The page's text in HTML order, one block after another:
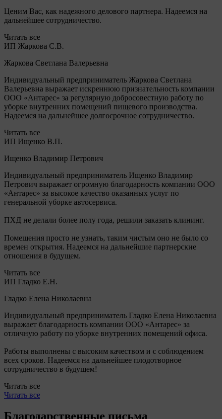
Ценим Вас, как надежного делового партнера. Надеемся на
дальнейшее сотрудничество.
Читать все
ИП Жаркова С.В.
Жаркова Светлана Валерьевна
Индивидуальный предприниматель Жаркова Светлана
Валерьевна выражает искреннюю признательность компании
ООО «Антарес» за регулярную добросовестную работу по
уборке внутренних помещений пищевого производства.
Надеемся на дальнейшее долгосрочное сотрудничество.
Читать все
ИП Ищенко В.П.
Ищенко Владимир Петрович
Индивидуальный предприниматель Ищенко Владимир
Петрович выражает огромную благодарность компании ООО
«Антарес» за высокое качество оказанных услуг по
генеральной уборке автосервиса.
ПХД не делали более полу года, решили заказать клининг.
Помещения просто не узнать, таким чистым оно не было со
времен открытия. Надеемся на дальнейшие партнерские
отношения в будущем.
Читать все
ИП Гладко Е.Н.
Гладко Елена Николаевна
Индивидуальный предприниматель Гладко Елена Николаевна
выражает благодарность компании ООО «Антарес» за
отличную работу по уборке внутренних помещений офиса.
Работы выполнены с высоким качеством и с соблюдением
всех сроков. Надеемся на дальнейшее плодотворное
сотрудничество в будущем!
Читать все
Читать все
Благодарственные письма